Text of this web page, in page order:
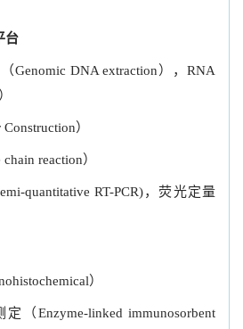
台
DNA extraction），RNA
）
reaction）
quantitative RT-PCR)，荧光定量
）
Enzyme-linked immunosorbent